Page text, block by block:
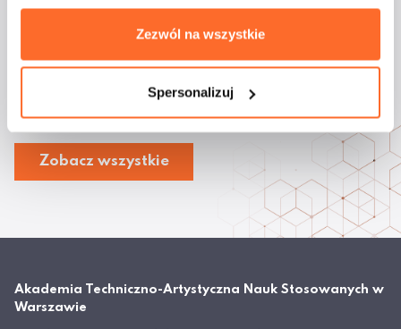
Zezwól na wszystkie
Spersonalizuj
„Automatyzacja bez kodu:
No-code & Agenci AI w
prak...
Zobacz wszystkie
Akademia Techniczno-Artystyczna Nauk Stosowanych w
Warszawie